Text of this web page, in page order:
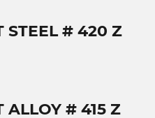
STEEL # 420 Z
ALLOY # 415 Z